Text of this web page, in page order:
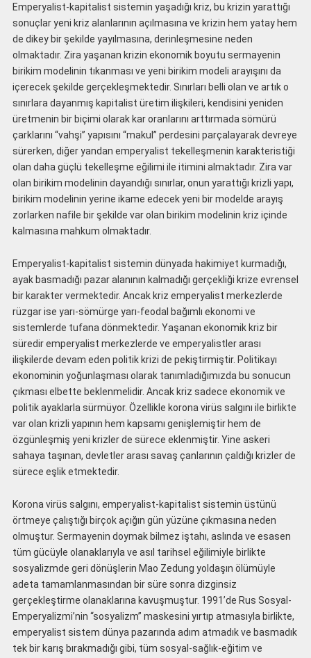
Emperyalist-kapitalist sistemin yaşadığı kriz, bu krizin yarattığı
sonuçlar yeni kriz alanlarının açılmasına ve krizin hem yatay hem
de dikey bir şekilde yayılmasına, derinleşmesine neden
olmaktadır. Zira yaşanan krizin ekonomik boyutu sermayenin
birikim modelinin tıkanması ve yeni birikim modeli arayışını da
içerecek şekilde gerçekleşmektedir. Sınırları belli olan ve artık o
sınırlara dayanmış kapitalist üretim ilişkileri, kendisini yeniden
üretmenin bir biçimi olarak kar oranlarını arttırmada sömürü
çarklarını “vahşi” yapısını “makul” perdesini parçalayarak devreye
sürerken, diğer yandan emperyalist tekelleşmenin karakteristiği
olan daha güçlü tekelleşme eğilimi ile itimini almaktadır. Zira var
olan birikim modelinin dayandığı sınırlar, onun yarattığı krizli yapı,
birikim modelinin yerine ikame edecek yeni bir modelde arayış
zorlarken nafile bir şekilde var olan birikim modelinin kriz içinde
kalmasına mahkum olmaktadır.
Emperyalist-kapitalist sistemin dünyada hakimiyet kurmadığı,
ayak basmadığı pazar alanının kalmadığı gerçekliği krize evrensel
bir karakter vermektedir. Ancak kriz emperyalist merkezlerde
rüzgar ise yarı-sömürge yarı-feodal bağımlı ekonomi ve
sistemlerde tufana dönmektedir. Yaşanan ekonomik kriz bir
süredir emperyalist merkezlerde ve emperyalistler arası
ilişkilerde devam eden politik krizi de pekiştirmiştir. Politikayı
ekonominin yoğunlaşması olarak tanımladığımızda bu sonucun
çıkması elbette beklenmelidir. Ancak kriz sadece ekonomik ve
politik ayaklarla sürmüyor. Özellikle korona virüs salgını ile birlikte
var olan krizli yapının hem kapsamı genişlemiştir hem de
özgünleşmiş yeni krizler de sürece eklenmiştir. Yine askeri
sahaya taşınan, devletler arası savaş çanlarının çaldığı krizler de
sürece eşlik etmektedir.
Korona virüs salgını, emperyalist-kapitalist sistemin üstünü
örtmeye çalıştığı birçok açığın gün yüzüne çıkmasına neden
olmuştur. Sermayenin doymak bilmez iştahı, aslında ve esasen
tüm gücüyle olanaklarıyla ve asıl tarihsel eğilimiyle birlikte
sosyalizmde geri dönüşlerin Mao Zedung yoldaşın ölümüyle
adeta tamamlanmasından bir süre sonra dizginsiz
gerçekleştirme olanaklarına kavuşmuştur. 1991’de Rus Sosyal-
Emperyalizmi’nin “sosyalizm” maskesini yırtıp atmasıyla birlikte,
emperyalist sistem dünya pazarında adım atmadık ve basmadık
tek bir karış bırakmadığı gibi, tüm sosyal-sağlık-eğitim ve